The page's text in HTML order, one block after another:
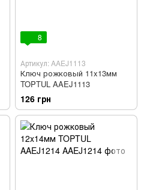
8
Артикул: AAEJ1113
Ключ рожковый 11x13мм
TOPTUL AAEJ1113
126 грн